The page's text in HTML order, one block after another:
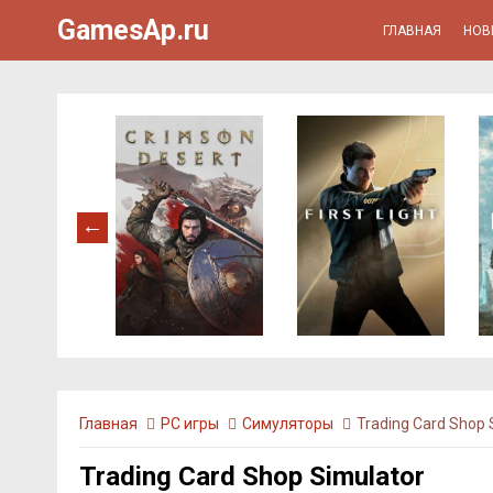
GamesAp.ru ГЛАВНАЯ
Главная PC игры Симуляторы Trading Card Shop
Trading Card Shop Simulator